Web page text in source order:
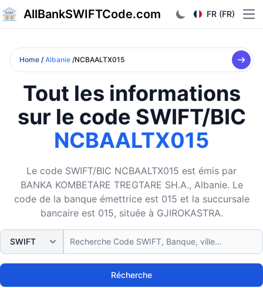
AllBankSWIFTCode.com FR (FR)
Home / Albanie /NCBAALTX015
Tout les informations
sur le code SWIFT/BIC
NCBAALTX015
Le code SWIFT/BIC NCBAALTX015 est émis par
BANKA KOMBETARE TREGTARE SH.A., Albanie. Le
code de la banque émettrice est 015 et la succursale
bancaire est 015, située à GJIROKASTRA.
Récherche